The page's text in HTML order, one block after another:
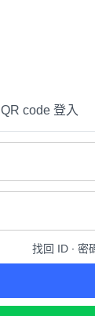
QR code 登入
找回 ID ∙ 密